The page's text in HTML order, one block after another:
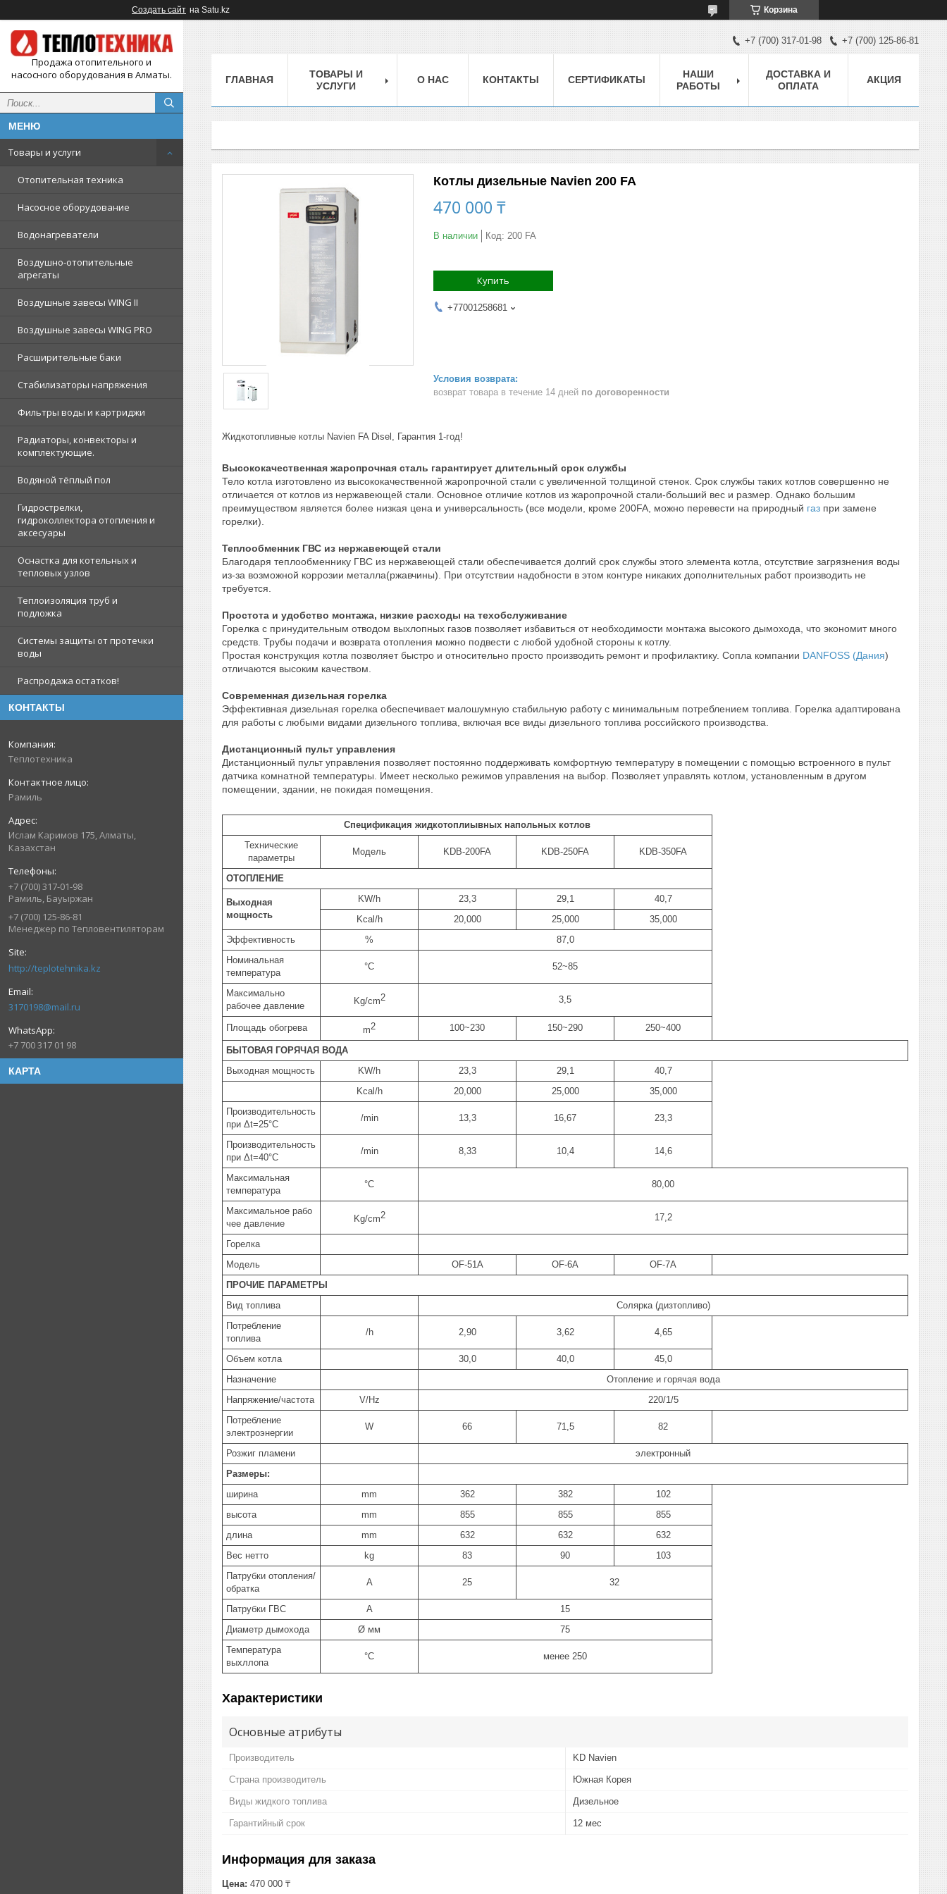
Создать сайт на Satu.kz Корзина
Продажа отопительного и
насосного оборудования в Алматы.
Товары и услуги
Отопительная техника
Насосное оборудование
Водонагреватели
Воздушно-отопительные
агрегаты
Воздушные завесы WING II
Воздушные завесы WING PRO
Расширительные баки
Стабилизаторы напряжения
Фильтры воды и картриджи
Радиаторы, конвекторы и
комплектующие.
Водяной тёплый пол
Гидрострелки,
гидроколлектора отопления и
аксесуары
Оснастка для котельных и
тепловых узлов
Теплоизоляция труб и
подложка
Системы защиты от протечки
воды
Распродажа остатков!
КОНТАКТЫ
Теплотехника
Рамиль
Ислам Каримов 175, Алматы,
Казахстан
+7 (700) 317-01-98
Рамиль, Бауыржан
+7 (700) 125-86-81
Менеджер по Тепловентиляторам
http://teplotehnika.kz
3170198@mail.ru
+7 700 317 01 98
КАРТА
+7 (700) 317-01-98 +7 (700) 125-86-81
ГЛАВНАЯ
ТОВАРЫ И
УСЛУГИ
О НАС КОНТАКТЫ СЕРТИФИКАТЫ
НАШИ
РАБОТЫ
ДОСТАВКА И
ОПЛАТА
АКЦИЯ
Котлы дизельные Navien 200 FA
470 000 ₸
В наличии Код: 200 FA
Купить
+77001258681
возврат товара в течение 14 дней по договоренности
Жидкотопливные котлы Navien FA Disel, Гарантия 1-год!
Высококачественная жаропрочная сталь гарантирует длительный срок службы
Тело котла изготовлено из высококачественной жаропрочной стали с увеличенной толщиной стенок. Срок службы таких котлов совершенно не
отличается от котлов из нержавеющей стали. Основное отличие котлов из жаропрочной стали-больший вес и размер. Однако большим
преимуществом является более низкая цена и универсальность (все модели, кроме 200FA, можно перевести на природный газ при замене
горелки).
Теплообменник ГВС из нержавеющей стали
Благодаря теплообменнику ГВС из нержавеющей стали обеспечивается долгий срок службы этого элемента котла, отсутствие загрязнения воды
из-за возможной коррозии металла(ржавчины). При отсутствии надобности в этом контуре никаких дополнительных работ производить не
требуется.
Простота и удобство монтажа, низкие расходы на техобслуживание
Горелка с принудительным отводом выхлопных газов позволяет избавиться от необходимости монтажа высокого дымохода, что экономит много
средств. Трубы подачи и возврата отопления можно подвести с любой удобной стороны к котлу.
Простая конструкция котла позволяет быстро и относительно просто производить ремонт и профилактику. Сопла компании DANFOSS (Дания)
отличаются высоким качеством.
Современная дизельная горелка
Эффективная дизельная горелка обеспечивает малошумную стабильную работу с минимальным потреблением топлива. Горелка адаптирована
для работы с любыми видами дизельного топлива, включая все виды дизельного топлива российского производства.
Дистанционный пульт управления
Дистанционный пульт управления позволяет постоянно поддерживать комфортную температуру в помещении с помощью встроенного в пульт
датчика комнатной температуры. Имеет несколько режимов управления на выбор. Позволяет управлять котлом, установленным в другом
помещении, здании, не покидая помещения.
Спецификация жидкотоплиывных напольных котлов
Технические
параметры
Модель KDB-200FA KDB-250FA KDB-350FA
ОТОПЛЕНИЕ
Выходная
мощность
KW/h 23,3 29,1
40,7
Kcal/h
20,000 25,000
35,000
Эффективность
%
87,0
Номинальная
температура
°С 52~85
Максимально
рабочее давление
Kg/cm2 3,5
Площадь обогрева m2 100~230 150~290 250~400
БЫТОВАЯ ГОРЯЧАЯ ВОДА
Выходная мощность
KW/h 23,3 29,1
40,7
Kcal/h
20,000 25,000
35,000
Производительность
при Δt=25°C
/min 13,3 16,67 23,3
Производительность
при Δt=40°C
/min 8,33 10,4 14,6
Максимальная
температура
°С 80,00
Максимальное рабо
чее давление
Kg/cm2 17,2
Горелка
Модель
OF-51A OF-6A
OF-7A
ПРОЧИЕ ПАРАМЕТРЫ
Вид топлива
Солярка (дизтопливо)
Потребление
топлива
/h 2,90 3,62 4,65
Объем котла 30,0 40,0
45,0
Назначение
Отопление и горячая вода
Напряжение/частота
V/Hz
220/1/5
Потребление
электроэнергии
W 66 71,5 82
Розжиг пламени
электронный
Размеры:
ширина
mm 362 382
102
высота
mm 855 855
855
длина
mm 632 632
632
Вес нетто
kg 83 90
103
Патрубки отопления/
обратка
A 25 32
Патрубки ГВС A
15
Диаметр дымохода
Ø мм
75
Температура
выхллопа
°С менее 250
Характеристики
Основные атрибуты
Производитель KD Navien
Страна производитель Южная Корея
Виды жидкого топлива Дизельное
Гарантийный срок 12 мес
Информация для заказа
Цена: 470 000 ₸